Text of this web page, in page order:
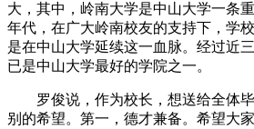
大，其中，岭南大学是中山大学一条
年代，在广大岭南校友的支持下，学
是在中山大学延续这一血脉。经过近
已是中山大学最好的学院之一。
罗俊说，作为校长，想送给全体毕
别的希望。第一，德才兼备。希望大